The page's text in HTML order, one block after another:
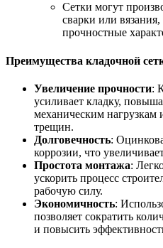
Сетки могут
сварки или
прочностные
Преимущества кладочной
Увеличение прочности:
усиливает кладку,
механическим нагрузкам
трещин.
Долговечность:
коррозии, что
Простота монтажа:
ускорить процесс
рабочую силу.
Экономичность:
позволяет сократить
и повысить